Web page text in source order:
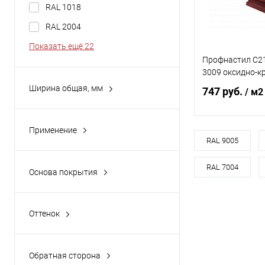
RAL 1018
RAL 2004
Показать ещё 22
Ширина общая, мм
800
Применение
Основа покрытия
Оттенок
Обратная сторона
Профнастил
3009 оксидно-
747 руб. / м2
Купить в 1 клик
RAL 9005
RAL 7004